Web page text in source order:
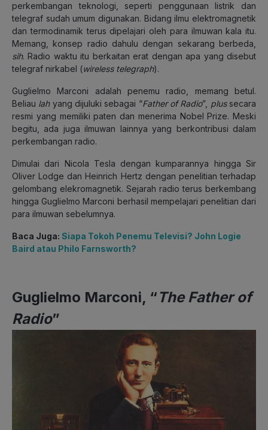
perkembangan teknologi, seperti penggunaan listrik dan
telegraf sudah umum digunakan. Bidang ilmu elektromagnetik
dan termodinamik terus dipelajari oleh para ilmuwan kala itu.
Memang, konsep radio dahulu dengan sekarang berbeda,
sih. Radio waktu itu berkaitan erat dengan apa yang disebut
telegraf nirkabel (wireless telegraph).
Guglielmo Marconi adalah penemu radio, memang betul.
Beliau lah yang dijuluki sebagai “Father of Radio”, plussecara
resmi yang memiliki paten dan menerima Nobel Prize. Meski
begitu, ada juga ilmuwan lainnya yang berkontribusi dalam
perkembangan radio.
Dimulai dari Nicola Tesla dengan kumparannya hingga Sir
Oliver Lodge dan Heinrich Hertz dengan penelitian terhadap
gelombang elekromagnetik. Sejarah radio terus berkembang
hingga Guglielmo Marconi berhasil mempelajari penelitian dari
para ilmuwan sebelumnya.
Baca Juga: Siapa Tokoh Penemu Televisi? John Logie
Baird atau Philo Farnsworth?
Guglielmo Marconi, “The Father of
Radio”